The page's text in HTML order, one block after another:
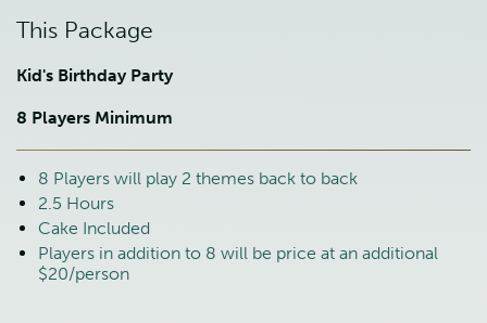
This Package
Kid's Birthday Party
8 Players Minimum
8 Players will play 2 themes back to back
2.5 Hours
Cake Included
Players in addition to 8 will be price at an additional
$20/person